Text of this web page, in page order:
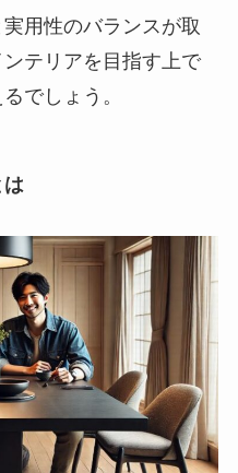
用性のバランスが取
テリアを目指す上で
でしょう。